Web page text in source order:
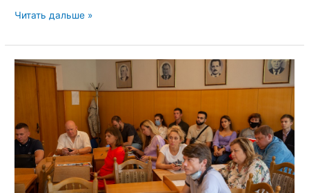
Семинар-
с
лицами,
ответственными
противодействие
идеологии
терроризма
образовательных
учреждений
высшего
Читать дальше »